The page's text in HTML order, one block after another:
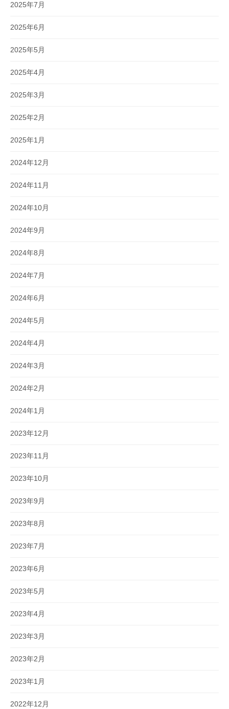
2025年7月
2025年6月
2025年5月
2025年4月
2025年3月
2025年2月
2025年1月
2024年12月
2024年11月
2024年10月
2024年9月
2024年8月
2024年7月
2024年6月
2024年5月
2024年4月
2024年3月
2024年2月
2024年1月
2023年12月
2023年11月
2023年10月
2023年9月
2023年8月
2023年7月
2023年6月
2023年5月
2023年4月
2023年3月
2023年2月
2023年1月
2022年12月